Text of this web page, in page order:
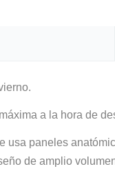
a la hora de
paneles
de amplio